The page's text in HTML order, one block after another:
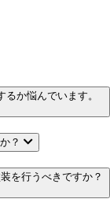
か悩んでいます。
？
を行うべきですか？